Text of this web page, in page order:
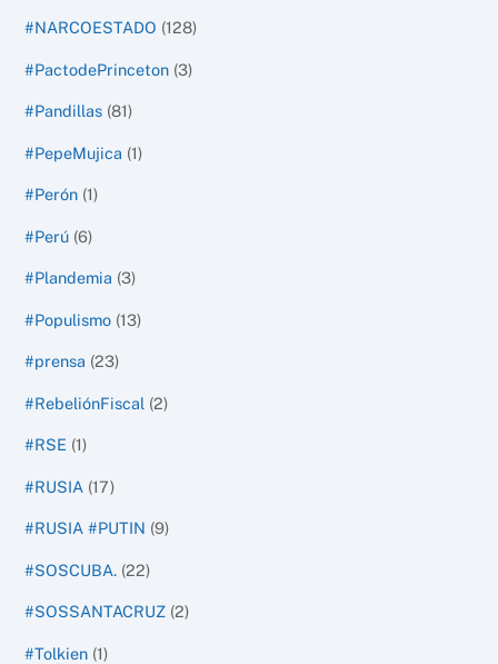
#NARCOESTADO (128)
#PactodePrinceton (3)
#Pandillas (81)
#PepeMujica (1)
#Perón (1)
#Perú (6)
#Plandemia (3)
#Populismo (13)
#prensa (23)
#RebeliónFiscal (2)
#RSE (1)
#RUSIA (17)
#RUSIA #PUTIN (9)
#SOSCUBA. (22)
#SOSSANTACRUZ (2)
#Tolkien (1)